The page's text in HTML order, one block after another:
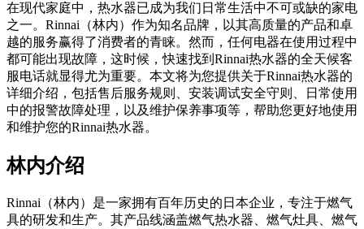
在现代家庭中，热水器已成为我们日常生活中不可或缺的家电
之一。Rinnai（林内）作为知名品牌，以其高质量的产品和卓
越的服务赢得了消费者的青睐。然而，任何电器在使用过程中
都可能出现故障，这时候，快速找到Rinnai热水器的全天候客
服电话就显得尤为重要。本文将为您提供关于Rinnai热水器的
详细介绍，包括售后服务规则、安装调试安全守则、日常使用
中的报警故障处理，以及维护保养事项等，帮助您更好地使用
和维护您的Rinnai热水器。
林内介绍
Rinnai（林内）是一家拥有百年历史的日本企业，专注于燃气
具的研发和生产。其产品线涵盖燃气热水器、燃气灶具、燃气